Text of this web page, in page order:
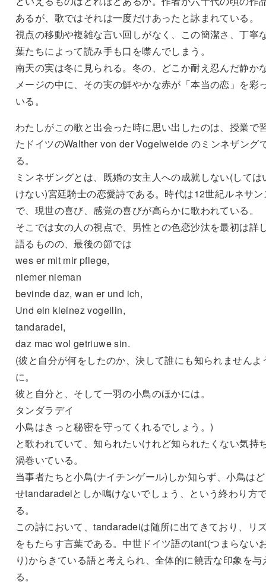
あるが、歌ではそれは一度だけあったと詠まれている。
視点の移動や複雑な言い回しがなく、この簡潔さ、丁寧
葉たちによって読み手も口を噤んでしまう。
南天の実は冬に見られる。冬の、どこか耐え忍んだ静か
メージの中に、その実の鮮やかな赤が「本当の恋」を彩
いる。
わたしがこの歌と出会った時に思い出したのは、授業で
たドイツのWalther von der Vogelweide のミンネザング
る。
ミンネザングとは、既婚の女主人への成就しない(しては
けない)宮廷騎士の恋愛詩である。時代は12世紀ルネサン
で、現世の喜び、感覚の喜びが高らかに歌われている。
そこでは女の人の視点で、男性との色恋沙汰を最初は詳
語るものの、最後の節では
wes er mit mir pflege,
niemer nieman
bevinde daz, wan er und ich,
Und ein kleinez vogellin,
tandaradei,
daz mac wol getriuwe sin.
(彼と自分が何をしたのか、決して誰にも知られませんよ
に。
彼と自分と、そして一羽の小鳥のほかには。
タンダラデイ
小鳥はきっと秘密を守ってくれるでしょう。)
と歌われていて、知られたいけれど知られたくない気持
渦巻いている。
当事者たちと小鳥(ナイチンゲール)しか知らず、小鳥は
せtandaradeiとしか鳴けないでしょう、という終わり方
る。
この詩において、tandaradeiは随所に出てきており、リ
をもたらす言葉である。中世ドイツ語のtant(つまらない
り)からきている語と考えられ、全体的に饒舌な印象を与
る。